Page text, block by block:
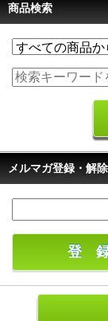
商品検索
メルマガ登録・解除